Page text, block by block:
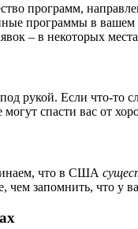
программ,
программы в
– в некоторых
рукой. Если что-то
спасти вас от
что в США
запомнить, что у